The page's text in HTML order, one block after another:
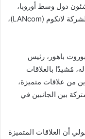
دول وسط أوروبا،
والسيد/ ميخا يورجيتس، الرئيس التنفيذي لشركة لانكوم (LANcom)،
باهور، رئيس
مُشيدًا بالعلاقات
من علاقات متميزة،
بين الجانبين في
أن العلاقات المتميزة